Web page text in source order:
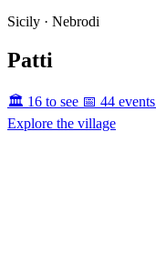
Sicily · Nebrodi
Patti
🏛️ 16 to see 📅 44 events
Explore the village